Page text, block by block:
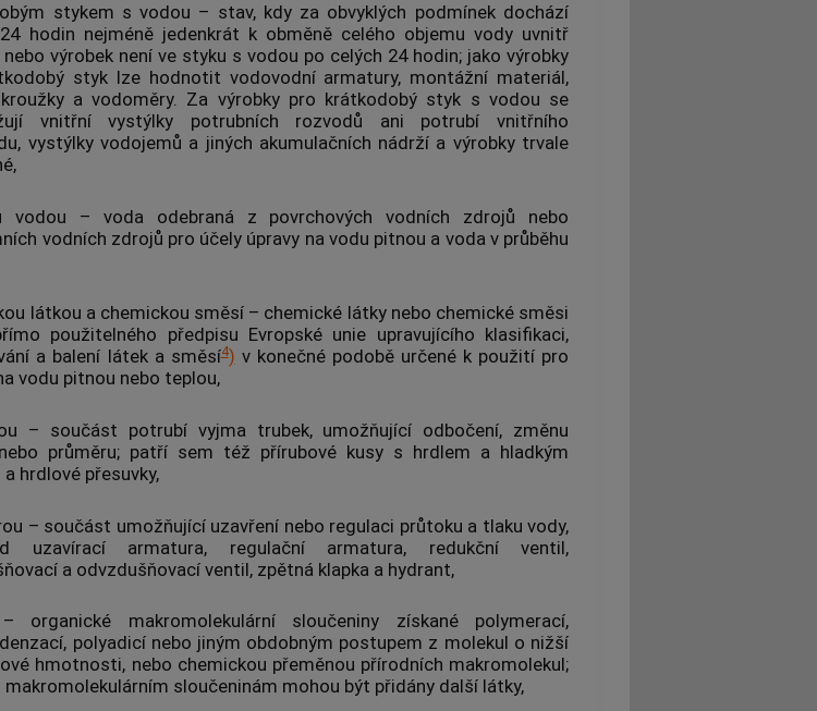
stykem s vodou – stav, kdy za obvyklých podmínekdochází
hodin nejméně jedenkrát k obměně celého objemu vody uvnitř
nebovýrobek není ve styku s vodou po celých 24 hodin; jakovýrobky
styk lze hodnotit vodovodní armatury, montážní materiál,
a vodoměry. Za výrobkypro krátkodobý styk s vodou se
vnitřní vystýlky potrubních rozvodů ani potrubí vnitřního
vystýlky vodojemů a jiných akumulačních nádrží a výrobkytrvale
vodou – voda odebraná z povrchových vodních zdrojů nebo
vodních zdrojů pro účely úpravy na vodu pitnou a voda v průběhu
látkou a chemickou směsí – chemické látky nebo chemické směsi
použitelného předpisu Evropské unie upravujícího klasifikaci,
a balení látek a směsí4) v konečné podobě určené k použití pro
vodu pitnou nebo teplou,
– součást potrubí vyjma trubek, umožňující odbočení, změnu
průměru; patří sem též přírubové kusy s hrdlem a hladkým
hrdlové přesuvky,
– součást umožňující uzavření nebo regulaci průtoku a tlaku vody,
uzavírací armatura, regulační armatura, redukční ventil,
a odvzdušňovací ventil, zpětná klapka a hydrant,
organické makromolekulární sloučeniny získané polymerací,
polyadicí nebo jiným obdobným postupem z molekul o nižší
hmotnosti, nebo chemickou přeměnou přírodních makromolekul;
sloučeninám mohou být přidány další látky,